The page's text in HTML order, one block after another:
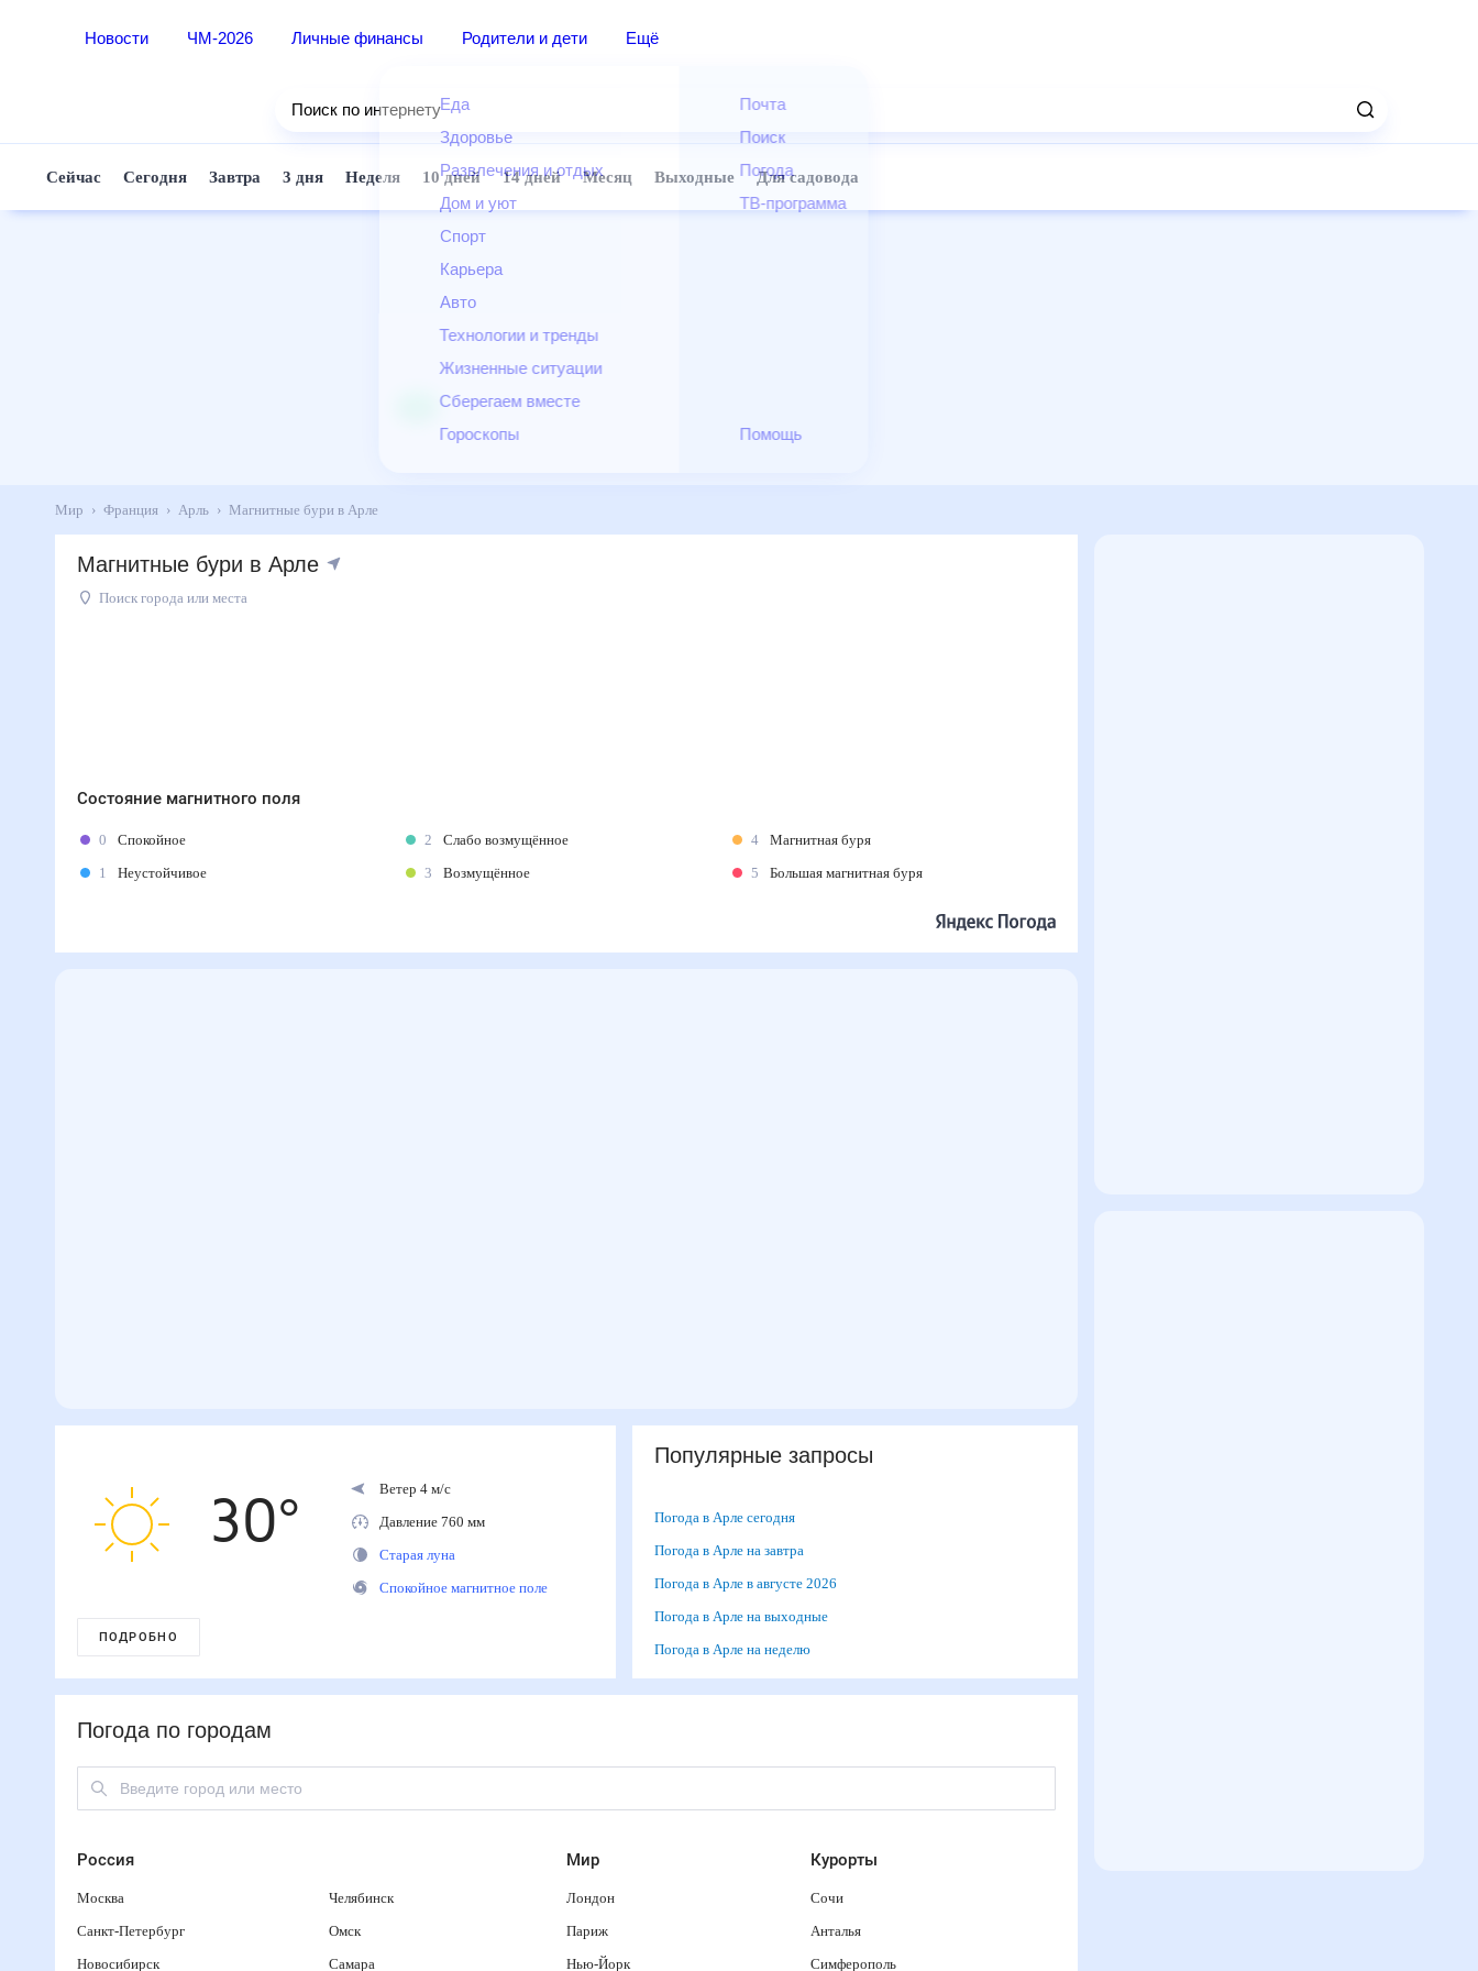
Новости ЧМ-2026 Личные финансы Родители и дети Ещё
Еда
Здоровье
Развлечения и отдых
Дом и уют
Спорт
Карьера
Авто
Технологии и тренды
Жизненные ситуации
Сберегаем вместе
Гороскопы
Почта
Поиск
Погода
ТВ-программа
Помощь
Поиск по интернету
Сейчас Сегодня Завтра 3 дня Неделя 10 дней 14 дней Месяц Выходные Для садовода
Мир Франция Арль Магнитные бури в Арле
Магнитные бури в Арле
Поиск города или места
Состояние магнитного поля
0
Спокойное
1
Неустойчивое
2
Слабо возмущённое
3
Возмущённое
4
Магнитная буря
5
Большая магнитная буря
30°
Ветер 4 м/с
Давление 760 мм
Старая луна
Спокойное магнитное поле
ПОДРОБНО
Популярные запросы
Погода в Арле сегодня
Погода в Арле на завтра
Погода в Арле в августе 2026
Погода в Арле на выходные
Погода в Арле на неделю
Погода по городам
Россия
Москва
Санкт-Петербург
Новосибирск
Челябинск
Омск
Самара
Мир
Лондон
Париж
Нью-Йорк
Курорты
Сочи
Анталья
Симферополь